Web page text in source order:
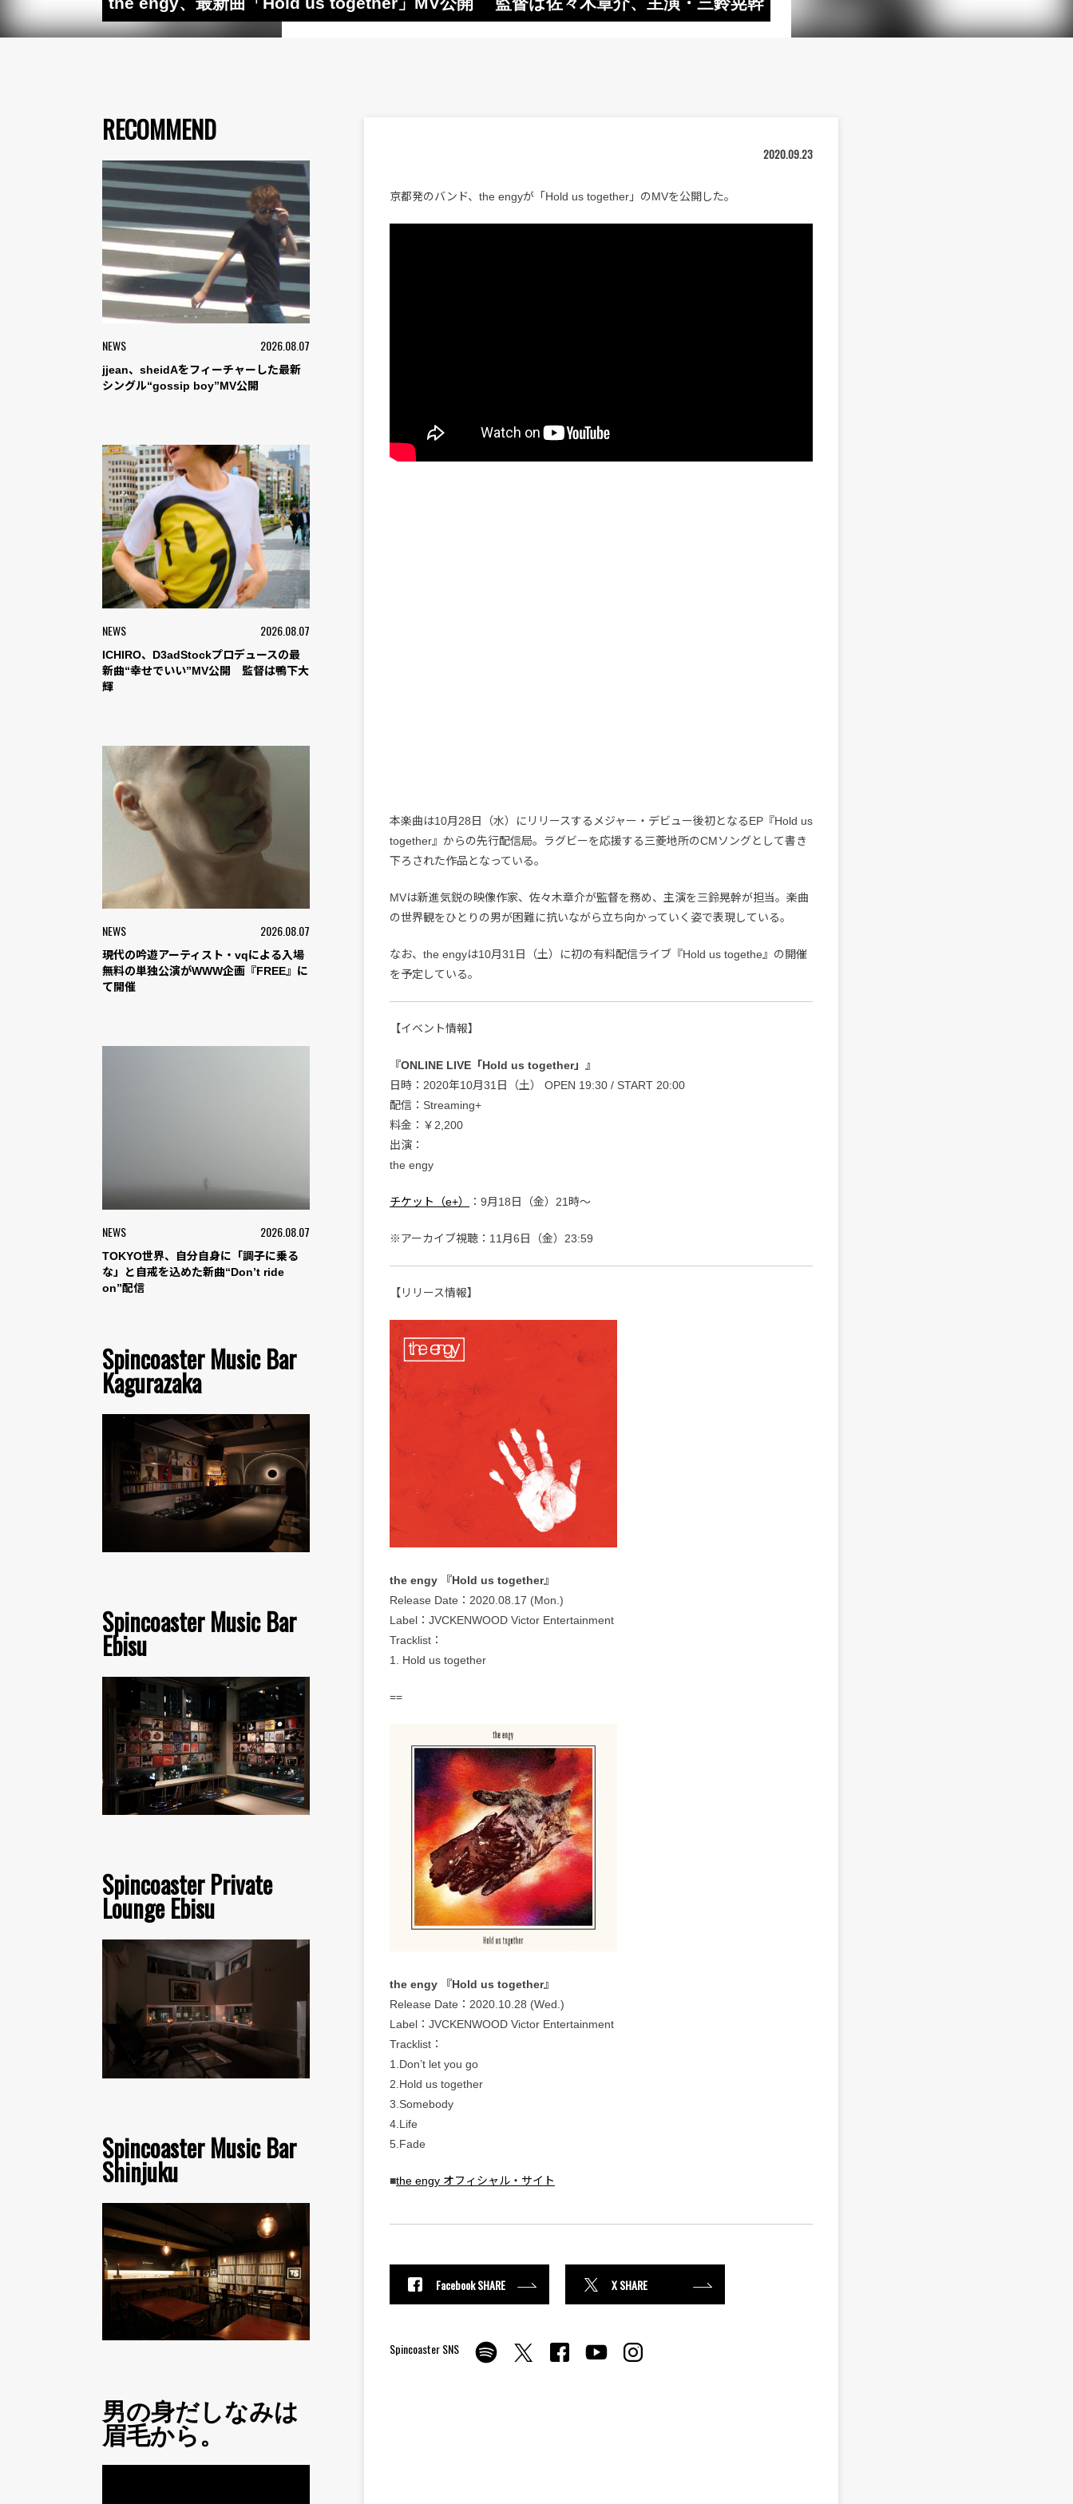
RECOMMEND
NEWS 2026.08.07
jjean、sheidAをフィーチャーした最新
シングル“gossip boy”MV公開
NEWS 2026.08.07
ICHIRO、D3adStockプロデュースの最
新曲“幸せでいい”MV公開 監督は鴨下大
輝
NEWS 2026.08.07
現代の吟遊アーティスト・vqによる入場
無料の単独公演がWWW企画『FREE』に
て開催
NEWS 2026.08.07
TOKYO世界、自分自身に「調子に乗る
な」と自戒を込めた新曲“Don’t ride
on”配信
Spincoaster Music Bar
Kagurazaka
Spincoaster Music Bar
Ebisu
Spincoaster Private
Lounge Ebisu
Spincoaster Music Bar
Shinjuku
男の身だしなみは
眉毛から。
2020.09.23
京都発のバンド、the engyが「Hold us together」のMVを公開した。
本楽曲は10月28日（水）にリリースするメジャー・デビュー後初となるEP『Hold us
together』からの先行配信局。ラグビーを応援する三菱地所のCMソングとして書き
下ろされた作品となっている。
MVは新進気鋭の映像作家、佐々木章介が監督を務め、主演を三鈴晃幹が担当。楽曲
の世界観をひとりの男が困難に抗いながら立ち向かっていく姿で表現している。
なお、the engyは10月31日（土）に初の有料配信ライブ『Hold us togethe』の開催
を予定している。
【イベント情報】
『ONLINE LIVE「Hold us together」』
日時：2020年10月31日（土） OPEN 19:30 / START 20:00
配信：Streaming+
料金：￥2,200
出演：
the engy
チケット（e+） ：9月18日（金）21時〜
※アーカイブ視聴：11月6日（金）23:59
【リリース情報】
the engy 『Hold us together』
Release Date：2020.08.17 (Mon.)
Label：JVCKENWOOD Victor Entertainment
Tracklist：
1. Hold us together
==
the engy 『Hold us together』
Release Date：2020.10.28 (Wed.)
Label：JVCKENWOOD Victor Entertainment
Tracklist：
1.Don’t let you go
2.Hold us together
3.Somebody
4.Life
5.Fade
■the engy オフィシャル・サイト
Facebook SHARE X SHARE
Spincoaster SNS